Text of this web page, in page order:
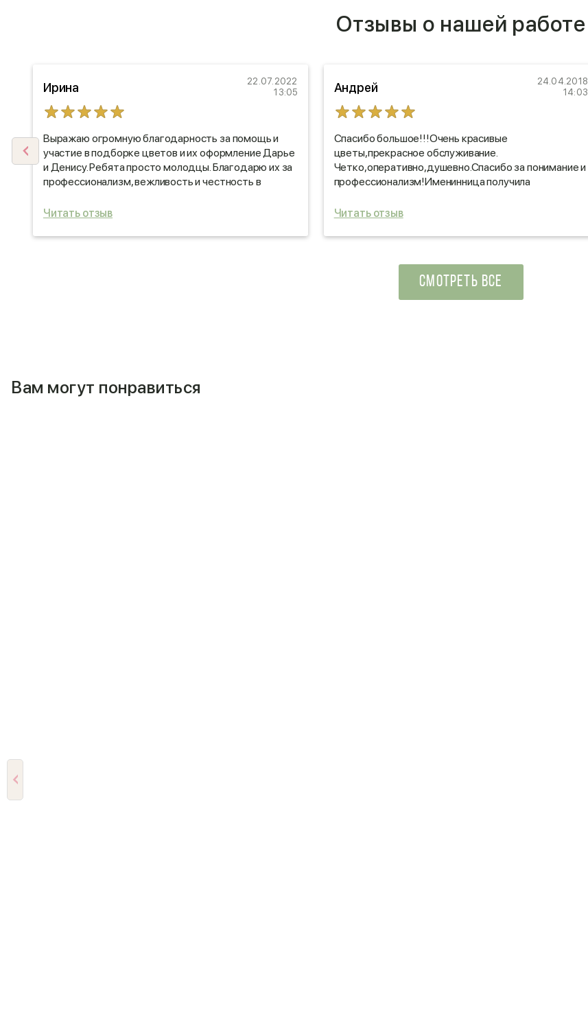
Отзывы о нашей работе
Ирина
22.07.2022
13:05
Выражаю огромную благодарность за помощь и
участие в подборке цветов и их оформление Дарье
и Денису. Ребята просто молодцы. Благодарю их за
профессионализм, вежливость и честность в
еще. Спасибо.
Читать отзыв
Андрей
24.04.2018
14:03
Спасибо большое!!!Очень красивые
цветы,прекрасное обслуживание.
Четко,оперативно,душевно.Спасибо за понимание и
профессионализм!Именинница получила
позитивных эмоций!!!
Читать отзыв
СМОТРЕТЬ ВСЕ
Вам могут понравиться